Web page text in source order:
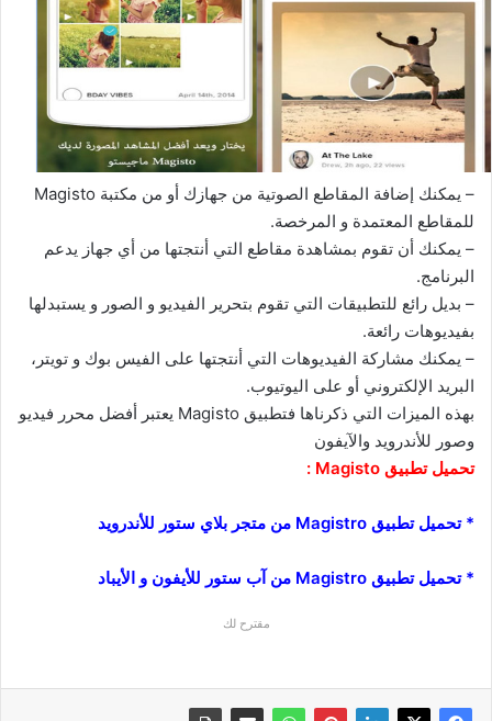
– يمكنك إضافة المقاطع الصوتية من جهازك أو من مكتبة Magisto
للمقاطع المعتمدة و المرخصة.
– يمكنك أن تقوم بمشاهدة مقاطع التي أنتجتها من أي جهاز يدعم
البرنامج.
– بديل رائع للتطبيقات التي تقوم بتحرير الفيديو و الصور و يستبدلها
بفيديوهات رائعة.
– يمكنك مشاركة الفيديوهات التي أنتجتها على الفيس بوك و تويتر،
البريد الإلكتروني أو على اليوتيوب.
بهذه الميزات التي ذكرناها فتطبيق Magisto يعتبر أفضل محرر فيديو
وصور للأندرويد والآيفون
تحميل تطبيق Magisto :
* تحميل تطبيق Magistro من متجر بلاي ستور للأندرويد
*تحميل تطبيق Magistro من آب ستور للأيفون و الأيباد
مقترح لك